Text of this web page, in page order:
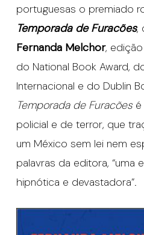
portuguesas o premiado
Temporada de Furacões,
Fernanda Melchor, edição
do National Book Award,
Internacional e do Dublin
Temporada de Furacõesé
policial e de terror, que
um México sem lei nem
palavras da editora, “uma
hipnótica e devastadora”.